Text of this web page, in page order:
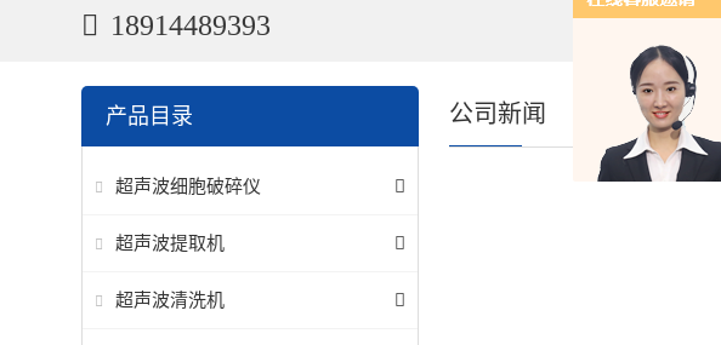
18914489393
产品目录
超声波细胞破碎仪
超声波提取机
超声波清洗机
公司新闻